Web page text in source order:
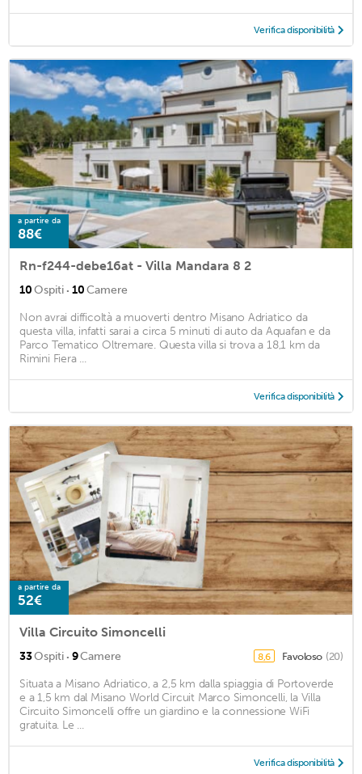
Verifica disponibilità
a partire da
88€
Rn-f244-debe16at - Villa Mandara 8 2
10Ospiti · 10Camere
Non avrai difficoltà a muoverti dentro Misano Adriatico da
questa villa, infatti sarai a circa 5 minuti di auto da Aquafan e da
Parco Tematico Oltremare. Questa villa si trova a 18,1 km da
Rimini Fiera ...
Verifica disponibilità
a partire da
52€
Villa Circuito Simoncelli
33Ospiti · 9Camere 8,6 Favoloso (20)
Situata a Misano Adriatico, a 2,5 km dalla spiaggia di Portoverde
e a 1,5 km dal Misano World Circuit Marco Simoncelli, la Villa
Circuito Simoncelli offre un giardino e la connessione WiFi
gratuita. Le ...
Verifica disponibilità